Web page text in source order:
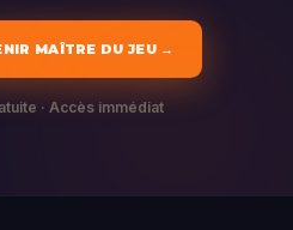
MAÎTRE DU JEU →
· Accès immédiat